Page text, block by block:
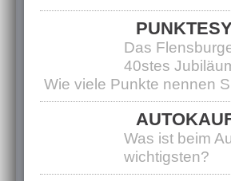
Das
40stes
Wie viele Punkte nennen
Was ist beim
wichtigsten?